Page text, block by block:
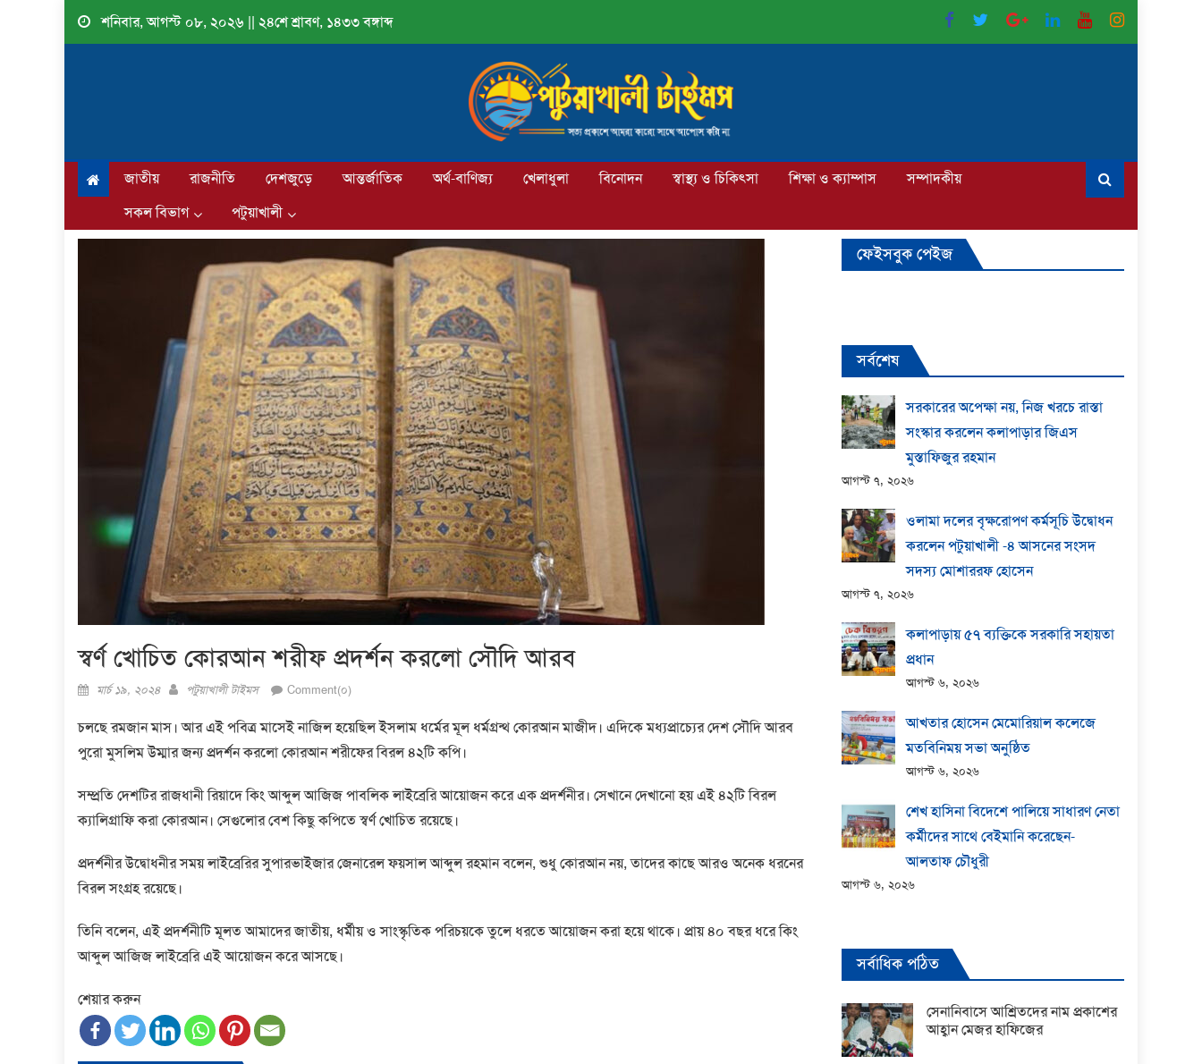
Skip
শনিবার, আগস্ট ০৮, ২০২৬ || ২৪শে শ্রাবণ, ১৪৩৩ বঙ্গাব্দ
জাতীয় রাজনীতি দেশজুড়ে আন্তর্জাতিক অর্থ-বাণিজ্য খেলাধুলা বিনোদন স্বাস্থ্য ও চিকিৎসা শিক্ষা ও ক্যাম্পাস
সম্পাদকীয়
সকল বিভাগ
পটুয়াখালী
স্বর্ণ খোচিত কোরআন শরীফ প্রদর্শন করলো সৌদি আরব
Posted
মার্চ ১৯, ২০২৪ Author
পটুয়াখালী টাইমস Comment(০)
চলছেরমজানমাস। আর এইপবিত্রমাসেই নাজিল হয়েছিল ইসলাম ধর্মের মূল ধর্মগ্রন্থ কোরআন মাজীদ। এদিকে মধ্যপ্রাচ্যের দেশ সৌদি আরব
পুরো মুসলিম উম্মার জন্য প্রদর্শন করলো কোরআন শরীফের বিরল ৪২টি কপি।
সম্প্রতি দেশটির রাজধানী রিয়াদে কিং আব্দুল আজিজ পাবলিক লাইব্রেরি আয়োজন করে এক প্রদর্শনীর। সেখানে দেখানো হয় এই ৪২টি বিরল
ক্যালিগ্রাফি করা কোরআন। সেগুলোর বেশ কিছু কপিতে স্বর্ণ খোচিত রয়েছে।
প্রদর্শনীর উদ্বোধনীর সময় লাইব্রেরির সুপারভাইজার জেনারেল ফয়সাল আব্দুল রহমান বলেন, শুধু কোরআন নয়, তাদের কাছে আরও অনেক ধরনের
বিরল সংগ্রহ রয়েছে।
তিনি বলেন, এই প্রদর্শনীটি মূলত আমাদের জাতীয়, ধর্মীয় ও সাংস্কৃতিক পরিচয়কে তুলে ধরতে আয়োজন করা হয়ে থাকে। প্রায় ৪০ বছর ধরে কিং
আব্দুল আজিজ লাইব্রেরি এই আয়োজন করে আসছে।
শেয়ার করুন
ফেইসবুক পেইজ
সর্বশেষ
সরকারের অপেক্ষা নয়, নিজ খরচে রাস্তা
সংস্কার করলেন কলাপাড়ার জিএস
মুস্তাফিজুর রহমান
আগস্ট ৭, ২০২৬
ওলামা দলের বৃক্ষরোপণ কর্মসূচি উদ্বোধন
করলেন পটুয়াখালী -৪ আসনের সংসদ
সদস্য মোশাররফ হোসেন
আগস্ট ৭, ২০২৬
কলাপাড়ায় ​৫৭ ব্যক্তিকে সরকারি সহায়তা
প্রধান
আগস্ট ৬, ২০২৬
আখতার হোসেন মেমোরিয়াল কলেজে
মতবিনিময় সভা অনুষ্ঠিত
আগস্ট ৬, ২০২৬
শেখ হাসিনা বিদেশে পালিয়ে সাধারণ নেতা
কর্মীদের সাথে বেইমানি করেছেন-
আলতাফ চৌধুরী
আগস্ট ৬, ২০২৬
সর্বাধিক পঠিত
সেনানিবাসে আশ্রিতদের নাম প্রকাশের
আহ্বান মেজর হাফিজের